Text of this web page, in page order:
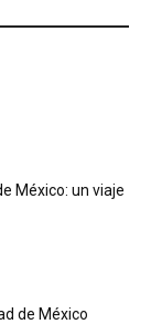
México: un viaje
de México